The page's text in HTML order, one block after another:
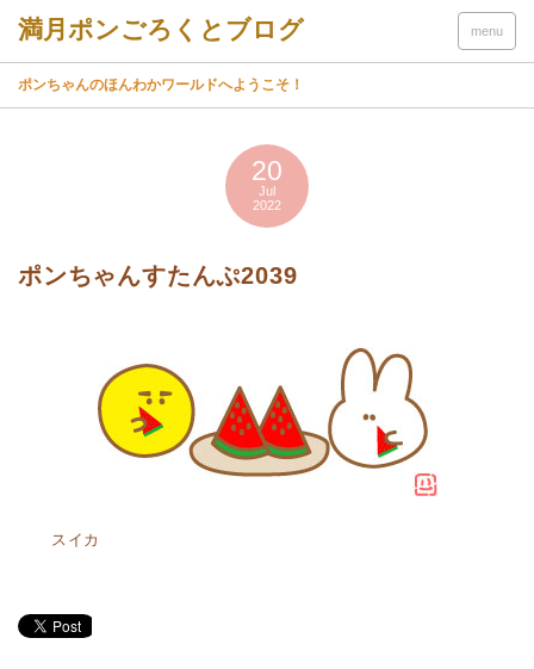
menu
ポンちゃんのほんわかワールドへようこそ！
20
Jul
2022
ポンちゃんすたんぷ2039
スイカ